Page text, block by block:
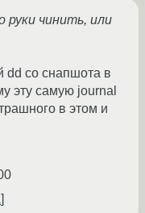
руки чинить, или
dd со снапшота в
эту самую journal
в этом и